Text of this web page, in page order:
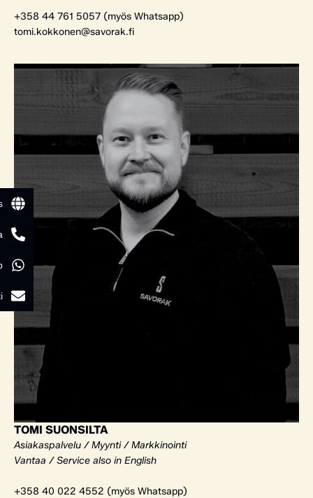
+358 44 761 5057 (myös Whatsapp)
tomi.kokkonen@savorak.fi
TOMI SUONSILTA
Asiakaspalvelu / Myynti / Markkinointi
Vantaa / Service also in English
+358 40 022 4552 (myös Whatsapp)